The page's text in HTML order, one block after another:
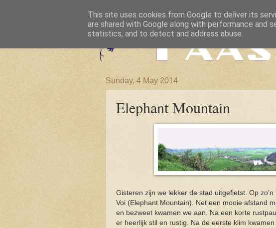
Sunday, 4 May 2014
Elephant Mountain
Gisteren zijn we lekker de stad uitgefietst. Op
Voi (Elephant Mountain). Net een mooie afstand
en bezweet kwamen we aan. Na een korte
er heerlijk stil en rustig. Na de eerste klim
This site uses cookies from Google to deliver its
are shared with Google along with performance and
statistics, and to detect and address abuse.